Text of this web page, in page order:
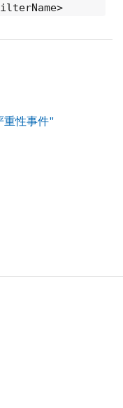
重性事件"